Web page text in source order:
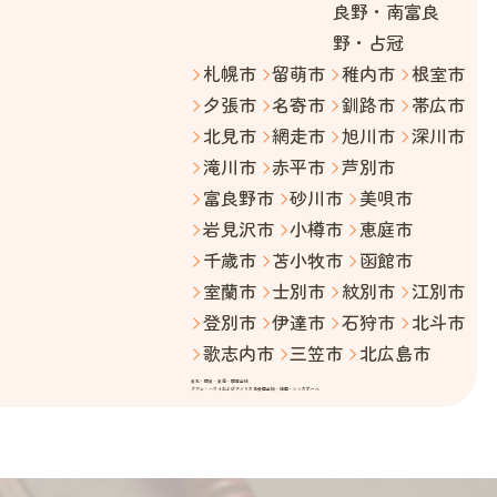
良野・南富良
野・占冠
札幌市
留萌市 稚内市
根室市
夕張市
名寄市 釧路市
帯広市
北見市
網走市 旭川市
深川市
滝川市
赤平市
芦別市
富良野市
砂川市
美唄市
岩見沢市
小樽市
恵庭市
千歳市
苫小牧市
函館市
室蘭市
士別市 紋別市
江別市
登別市
伊達市 石狩市
北斗市
歌志内市
三笠市 北広島市
東北・関東・東海・関西全域
グアム・ハワイおよびアメリカ合衆国全域・韓国・シンガポール